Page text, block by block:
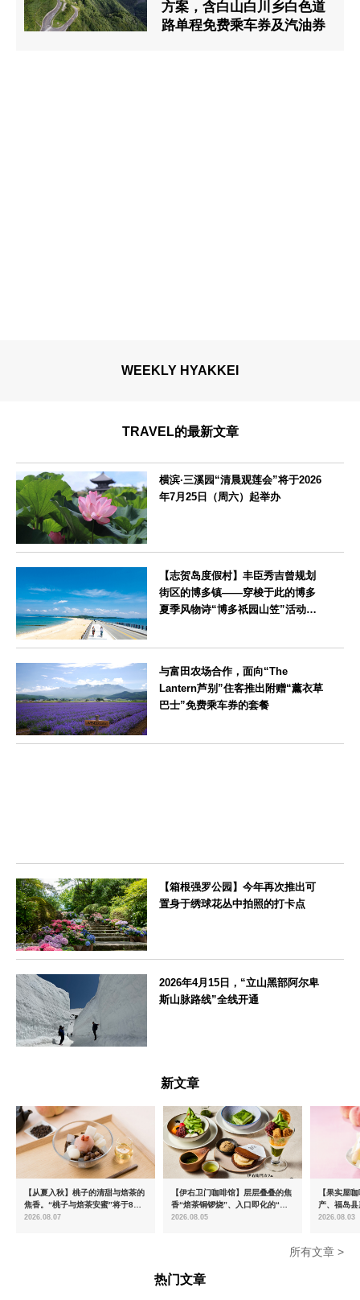
方案，含白山白川乡白色道
路单程免费乘车券及汽油券
WEEKLY HYAKKEI
TRAVEL的最新文章
横滨·三溪园“清晨观莲会”将于2026
年7月25日（周六）起举办
【志贺岛度假村】丰臣秀吉曾规划
街区的博多镇——穿梭于此的博多
夏季风物诗“博多祇园山笠”活动期
与富田农场合作，面向“The
Lantern芦别”住客推出附赠“薰衣草
巴士”免费乘车券的套餐
【箱根强罗公园】今年再次推出可
置身于绣球花丛中拍照的打卡点
2026年4月15日，“立山黑部阿尔卑
斯山脉路线”全线开通
新文章
【从夏入秋】桃子的清甜与焙茶的
焦香。“桃子与焙茶安蜜”将于8月
中旬起限时发售
2026.08.07
【伊右卫门咖啡馆】层层叠叠的焦
香“焙茶铜锣烧”、入口即化的“宇
治抹茶提拉米苏”全新登场
2026.08.05
【果实屋
产、福岛
2026.08.03
所有文章 >
热门文章